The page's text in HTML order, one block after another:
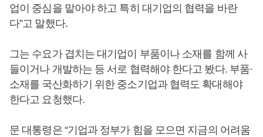
업이 중심을 맡아야 하고 특히 대기업의 협력을 바란
다”고 말했다.
그는 수요가 겹치는 대기업이 부품이나 소재를 함께 사
들이거나 개발하는 등 서로 협력해야 한다고 봤다. 부품·
소재를 국산화하기 위한 중소기업과 협력도 확대해야
한다고 요청했다.
문 대통령은 “기업과 정부가 힘을 모으면 지금의 어려움